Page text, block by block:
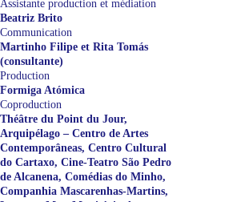
Assistante production et médiation
Beatriz Brito
Communication
Martinho Filipe et Rita Tomás
(consultante)
Production
Formiga Atómica
Coproduction
Théâtre du Point du Jour,
Arquipélago – Centro de Artes
Contemporâneas, Centro Cultural
do Cartaxo, Cine-Teatro São Pedro
de Alcanena, Comédias do Minho,
Companhia Mascarenhas-Martins,